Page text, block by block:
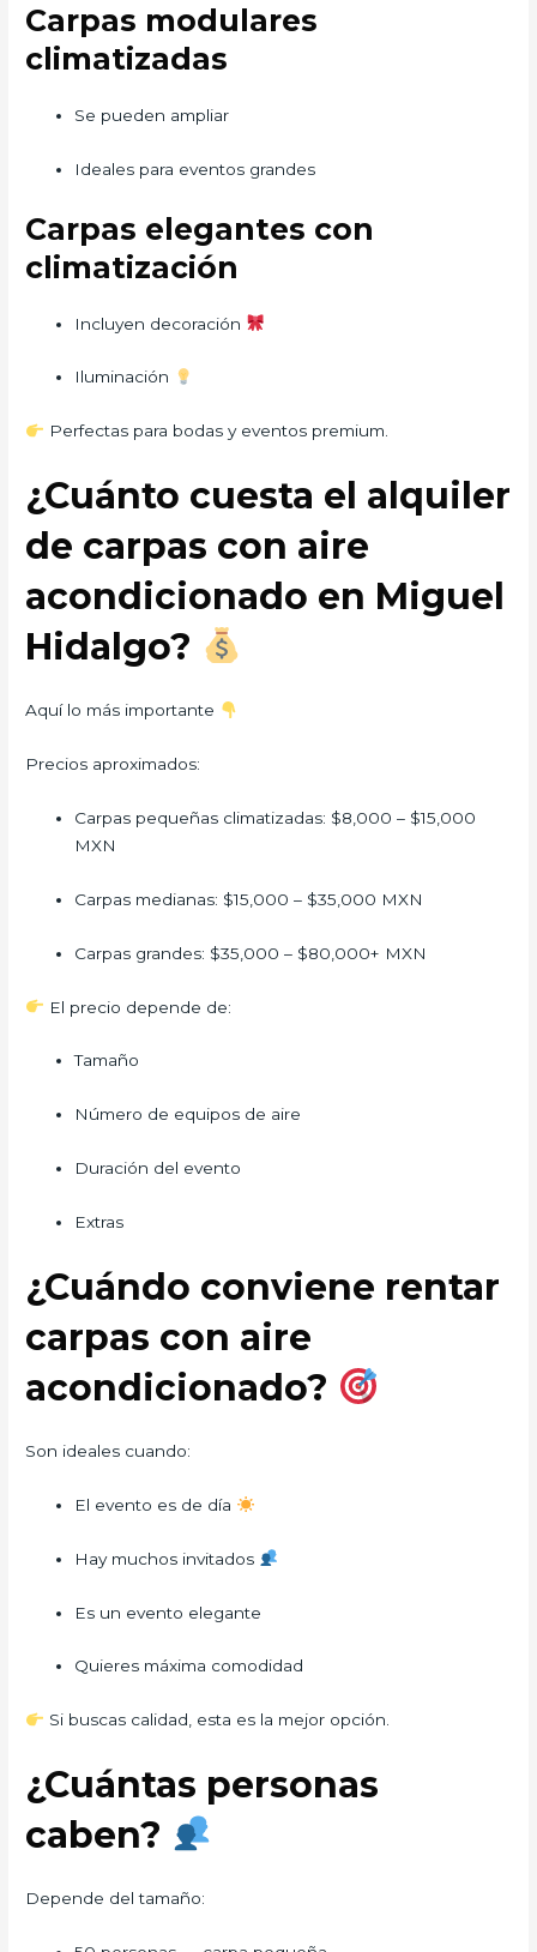
Carpas modulares
climatizadas
Se pueden ampliar
Ideales para eventos grandes
Carpas elegantes con
climatización
Incluyen decoración
Iluminación
Perfectas para bodas y eventos premium.
¿Cuánto cuesta el alquiler
de carpas con aire
acondicionado en Miguel
Hidalgo?
Aquí lo más importante
Precios aproximados:
Carpas pequeñas climatizadas: $8,000 – $15,000
MXN
Carpas medianas: $15,000 – $35,000 MXN
Carpas grandes: $35,000 – $80,000+ MXN
El precio depende de:
Tamaño
Número de equipos de aire
Duración del evento
Extras
¿Cuándo conviene rentar
carpas con aire
acondicionado?
Son ideales cuando:
El evento es de día
Hay muchos invitados
Es un evento elegante
Quieres máxima comodidad
Si buscas calidad, esta es la mejor opción.
¿Cuántas personas
caben?
Depende del tamaño: